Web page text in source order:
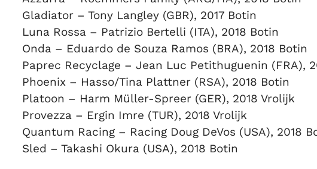
Gladiator – Tony Langley (GBR), 2017 Botin
Luna Rossa – Patrizio Bertelli (ITA), 2018 Botin
Onda – Eduardo de Souza Ramos (BRA), 2018 Botin
Paprec Recyclage – Jean Luc Petithuguenin (FRA),
Phoenix – Hasso/Tina Plattner (RSA), 2018 Botin
Platoon – Harm Müller-Spreer (GER), 2018 Vrolijk
Provezza – Ergin Imre (TUR), 2018 Vrolijk
Quantum Racing – Racing Doug DeVos (USA), 2018
Sled – Takashi Okura (USA), 2018 Botin